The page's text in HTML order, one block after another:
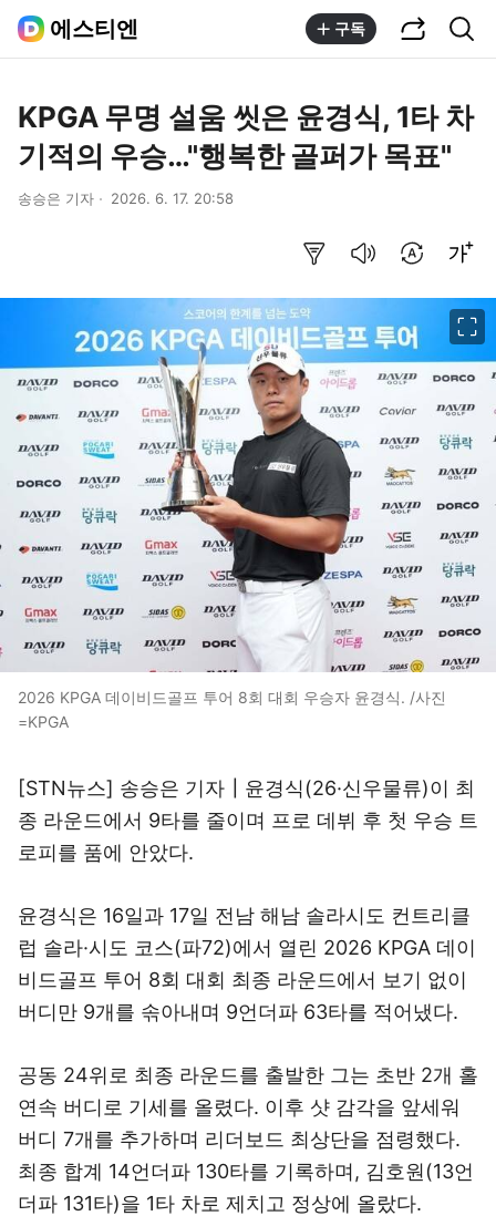
에스티엔 구독
KPGA 무명 설움 씻은 윤경식, 1타 차
기적의 우승…"행복한 골퍼가 목표"
송승은 기자 2026. 6. 17. 20:58
2026 KPGA 데이비드골프 투어 8회 대회 우승자 윤경식. /사진
=KPGA
[STN뉴스] 송승은 기자┃윤경식(26·신우물류)이 최
종 라운드에서 9타를 줄이며 프로 데뷔 후 첫 우승 트
로피를 품에 안았다.
윤경식은 16일과 17일 전남 해남 솔라시도 컨트리클
럽 솔라·시도 코스(파72)에서 열린 2026 KPGA 데이
비드골프 투어 8회 대회 최종 라운드에서 보기 없이
버디만 9개를 솎아내며 9언더파 63타를 적어냈다.
공동 24위로 최종 라운드를 출발한 그는 초반 2개 홀
연속 버디로 기세를 올렸다. 이후 샷 감각을 앞세워
버디 7개를 추가하며 리더보드 최상단을 점령했다.
최종 합계 14언더파 130타를 기록하며, 김호원(13언
더파 131타)을 1타 차로 제치고 정상에 올랐다.